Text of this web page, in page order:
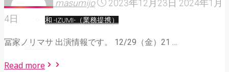
和 -IZUMI-（業務提携）
Contact
masumijo 2023年12月23日 2024年1月
4日
冨家ノリマサ 出演情報です。 12/29（金）21 …
Read more